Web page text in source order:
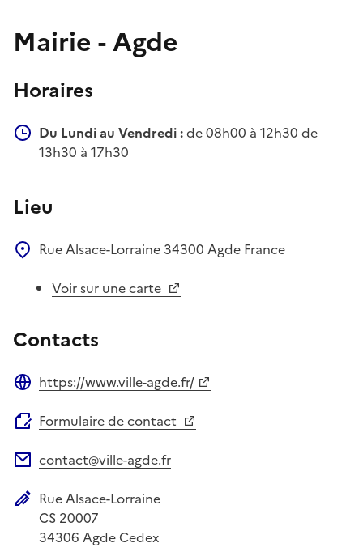
Mairie - Agde
Horaires
Du Lundi au Vendredi :de 08h00 à 12h30 de
13h30 à 17h30
Lieu
Rue Alsace-Lorraine 34300 Agde France
Voir sur une carte
Contacts
https://www.ville-agde.fr/
Formulaire de contact
contact@ville-agde.fr
Adresse postale
Rue Alsace-Lorraine
CS 20007
34306 Agde Cedex